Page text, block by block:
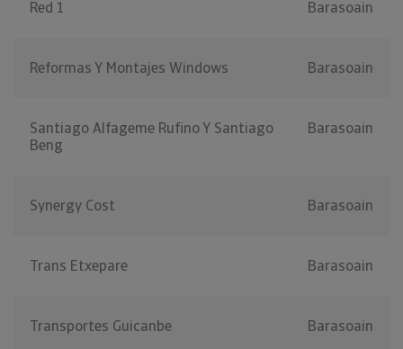
Red 1 Barasoain
Reformas Y Montajes Windows Barasoain
Santiago Alfageme Rufino Y Santiago
Beng
Barasoain
Synergy Cost Barasoain
Trans Etxepare Barasoain
Transportes Guicanbe Barasoain